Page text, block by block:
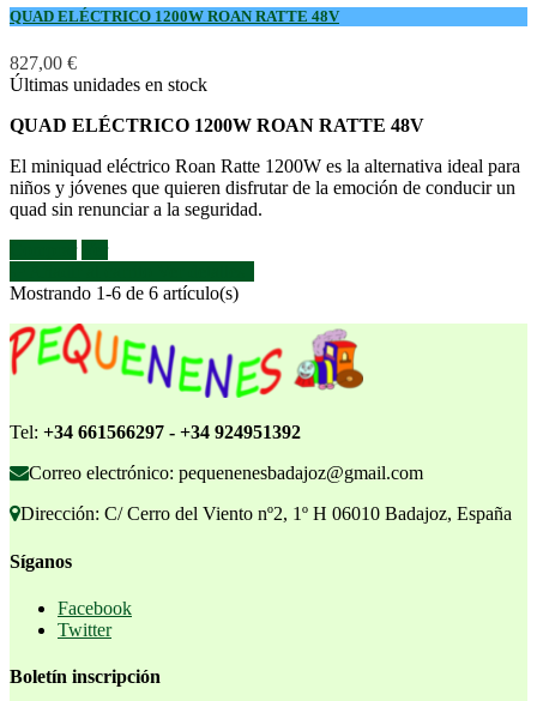
QUAD ELÉCTRICO 1200W ROAN RATTE 48V
827,00 €
Últimas unidades en stock
QUAD ELÉCTRICO 1200W ROAN RATTE 48V
El miniquad eléctrico Roan Ratte 1200W es la alternativa ideal para
niños y jóvenes que quieren disfrutar de la emoción de conducir un
quad sin renunciar a la seguridad.
Mostrando 1-6 de 6 artículo(s)
Tel: +34 661566297 - +34 924951392
Correo electrónico: pequenenesbadajoz@gmail.com
Dirección: C/ Cerro del Viento nº2, 1º H 06010 Badajoz, España
Síganos
Facebook
Twitter
Boletín inscripción